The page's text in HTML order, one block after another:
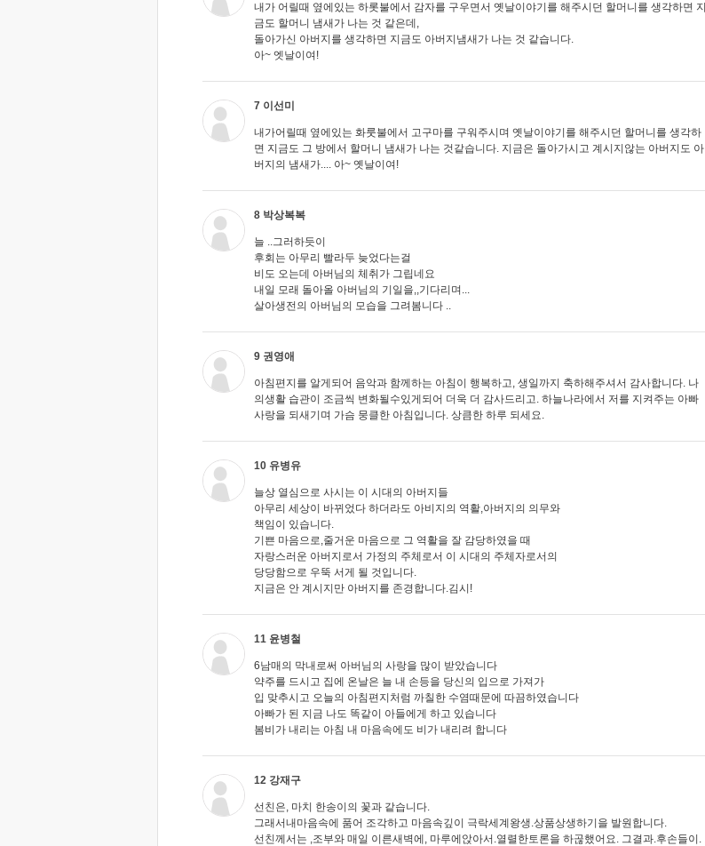
내가 어릴때 옆에있는 하롯불에서 감자를 구우면서 옛날이야기를 해주시던 할머니를 생각하면 지
금도 할머니 냄새가 나는 것 같은데,
돌아가신 아버지를 생각하면 지금도 아버지냄새가 나는 것 같습니다.
아~ 엣날이여!
7 이선미
내가어릴때 옆에있는 화룻불에서 고구마를 구워주시며 옛날이야기를 해주시던 할머니를 생각하
면 지금도 그 방에서 할머니 냄새가 나는 것같습니다. 지금은 돌아가시고 계시지않는 아버지도 아
버지의 냄새가.... 아~ 옛날이여!
8 박상복복
늘 ..그러하듯이
후회는 아무리 빨라두 늦었다는걸
비도 오는데 아버님의 체취가 그립네요
내일 모래 돌아올 아버님의 기일을,,기다리며...
살아생전의 아버님의 모습을 그려봄니다 ..
9 권영애
아침편지를 알게되어 음악과 함께하는 아침이 행복하고, 생일까지 축하해주셔서 감사합니다. 나
의생활 습관이 조금씩 변화될수있게되어 더욱 더 감사드리고. 하늘나라에서 저를 지켜주는 아빠
사랑을 되새기며 가슴 뭉클한 아침입니다. 상큼한 하루 되세요.
10 유병유
늘상 열심으로 사시는 이 시대의 아버지들
아무리 세상이 바뀌었다 하더라도 아비지의 역활,아버지의 의무와
책임이 있습니다.
기쁜 마음으로,줄거운 마음으로 그 역활을 잘 감당하였을 때
자랑스러운 아버지로서 가정의 주체로서 이 시대의 주체자로서의
당당함으로 우뚝 서게 될 것입니다.
지금은 안 계시지만 아버지를 존경합니다.김시!
11 윤병철
6남매의 막내로써 아버님의 사랑을 많이 받았습니다
약주를 드시고 집에 온날은 늘 내 손등을 당신의 입으로 가져가
입 맞추시고 오늘의 아침편지처럼 까칠한 수염때문에 따끔하였습니다
아빠가 된 지금 나도 똑같이 아들에게 하고 있습니다
봄비가 내리는 아침 내 마음속에도 비가 내리려 합니다
12 강재구
선친은, 마치 한송이의 꽃과 같습니다.
그래서내마음속에 품어 조각하고 마음속깊이 극락세계왕생.상품상생하기을 발원합니다.
선친께서는 ,조부와 매일 이른새벽에, 마루에앉아서.열렬한토론을 하곦했어요. 그결과.후손들이.